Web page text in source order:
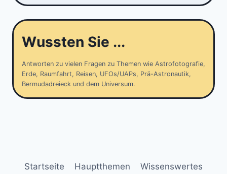
Wussten Sie ...
Antworten zu vielen Fragen zu Themen wie Astrofotografie,
Erde, Raumfahrt, Reisen, UFOs/UAPs, Prä-Astronautik,
Bermudadreieck und dem Universum.
Startseite Hauptthemen Wissenswertes